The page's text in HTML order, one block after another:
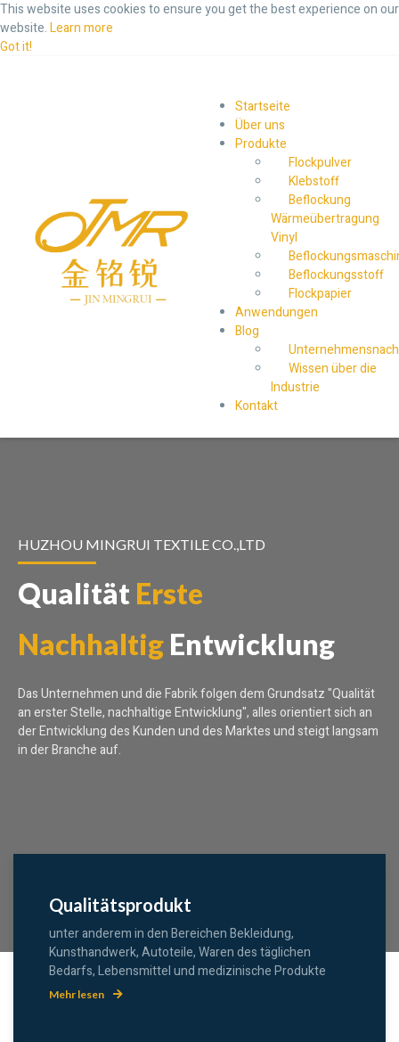
This website uses cookies to ensure you get the best experience on our
website.Learn more
Got it!
Startseite
Über uns
Produkte
Flockpulver
Klebstoff
Beflockung
Wärmeübertragung
Vinyl
Beflockungsstoff
Flockpapier
Anwendungen
Blog
Wissen über die
Industrie
Kontakt
HUZHOU MINGRUI TEXTILE CO.,LTD
Qualität Erste
Nachhaltig Entwicklung
Das Unternehmen und die Fabrik folgen dem Grundsatz "Qualität
an erster Stelle, nachhaltige Entwicklung", alles orientiert sich an
der Entwicklung des Kunden und des Marktes und steigt langsam
in der Branche auf.
Qualitätsprodukt
unter anderem in den Bereichen Bekleidung,
Kunsthandwerk, Autoteile, Waren des täglichen
Bedarfs, Lebensmittel und medizinische Produkte
Mehr lesen